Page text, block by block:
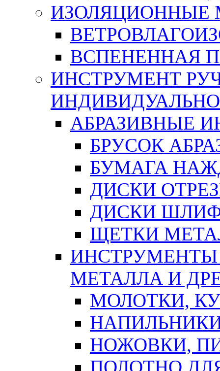
ИЗОЛЯЦИОННЫЕ
ВСПЕНЕННАЯ
ИНСТРУМЕНТ
АБРАЗИВНЫЕ
БРУСОК
БУМАГА
ДИСКИ
ДИСКИ
ЩЕТКИ
ИНСТРУМЕНТЫ
МЕТАЛЛА И
МОЛОТКИ,
НОЖОВКИ,